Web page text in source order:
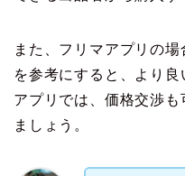
また、フリマアプリの
を参考にすると、より
アプリでは、価格交渉
ましょう。